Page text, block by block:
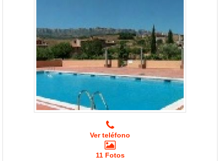
Ver teléfono
11 Fotos